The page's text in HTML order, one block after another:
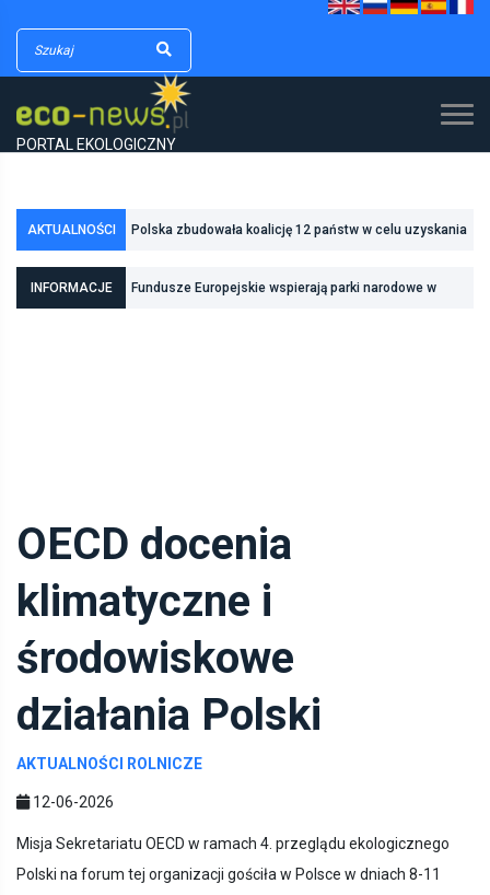
PORTAL EKOLOGICZNY
AKTUALNOŚCI Polska zbudowała koalicję 12 państw w celu uzyskania
INFORMACJE Fundusze Europejskie wspierają parki narodowe w
OECD docenia
klimatyczne i
środowiskowe
działania Polski
AKTUALNOŚCI ROLNICZE
12-06-2026
Misja Sekretariatu OECD w ramach 4. przeglądu ekologicznego
Polski na forum tej organizacji gościła w Polsce w dniach 8-11